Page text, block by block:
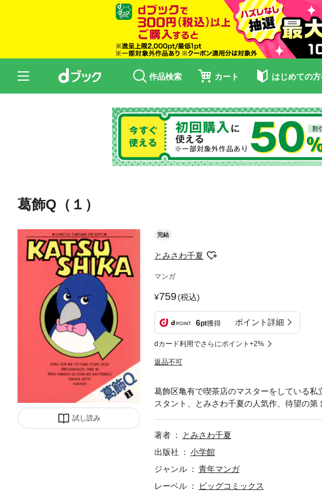
作品検索 カート はじめての
葛飾Q（１）
試し読み
完結
とみさわ千夏
マンガ
759(税込)
6pt獲得 ポイント詳細
dカード利用でさらにポイント+2%
返品不可
葛飾区亀有で喫茶店のマスターをしている
スタント、とみさわ千夏の人気作、待望の第
著者
とみさわ千夏
出版社
小学館
ジャンル
青年マンガ
レーベル
ビッグコミックス